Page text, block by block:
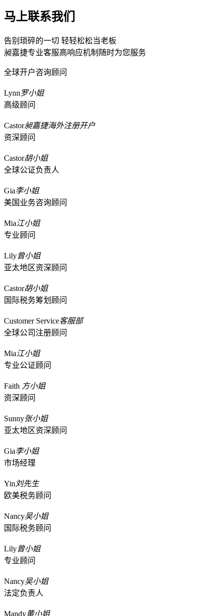
马上联系我们
告别琐碎的一切 轻轻松松当老板
昶嘉捷专业客服高响应机制随时为您服务
全球开户咨询顾问
Lynn罗小姐
高级顾问
Castor昶嘉捷海外注册开户
资深顾问
Castor胡小姐
全球公证负责人
Gia李小姐
美国业务咨询顾问
Mia江小姐
专业顾问
Lily曾小姐
亚太地区资深顾问
Castor胡小姐
国际税务筹划顾问
Customer Service客服部
全球公司注册顾问
Mia江小姐
专业公证顾问
Faith 方小姐
资深顾问
Sunny张小姐
亚太地区资深顾问
Gia李小姐
市场经理
Yin 刘先生
欧美税务顾问
Nancy吴小姐
国际税务顾问
Lily曾小姐
专业顾问
Nancy吴小姐
法定负责人
Mandy黄小姐